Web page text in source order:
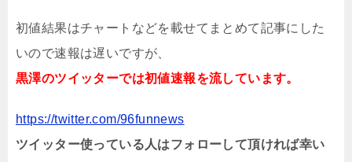
初値結果はチャートなどを載せてまとめて記事にした
いので速報は遅いですが、
黒澤のツイッターでは初値速報を流しています。
https://twitter.com/96funnews
ツイッター使っている人はフォローして頂ければ幸い